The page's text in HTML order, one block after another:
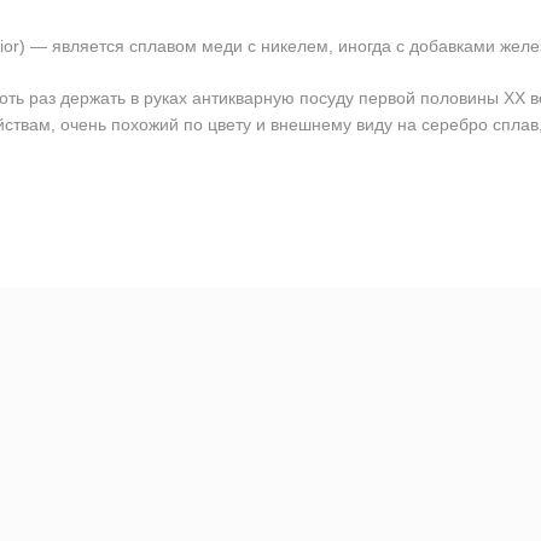
является сплавом меди с никелем, иногда с добавками
раз держать в руках антикварную посуду первой половины ХХ
очень похожий по цвету и внешнему виду на серебро